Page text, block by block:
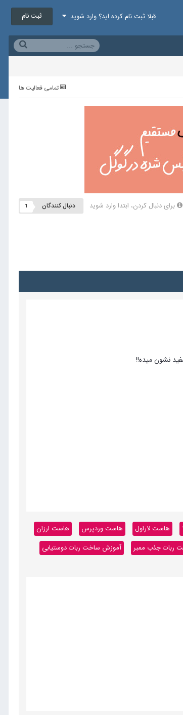
قبلا ثبت نام کرده اید؟ وارد شوید ثبت نام
تمامی فعالیت ها
برای دنبال کردن، ابتدا وارد شوید دنبال کنندگان 1
نشون میده!!
هاست لاراول هاست وردپرس
هاست ارزان
ربات جذب ممبر
آموزش ساخت ربات دوستیابی